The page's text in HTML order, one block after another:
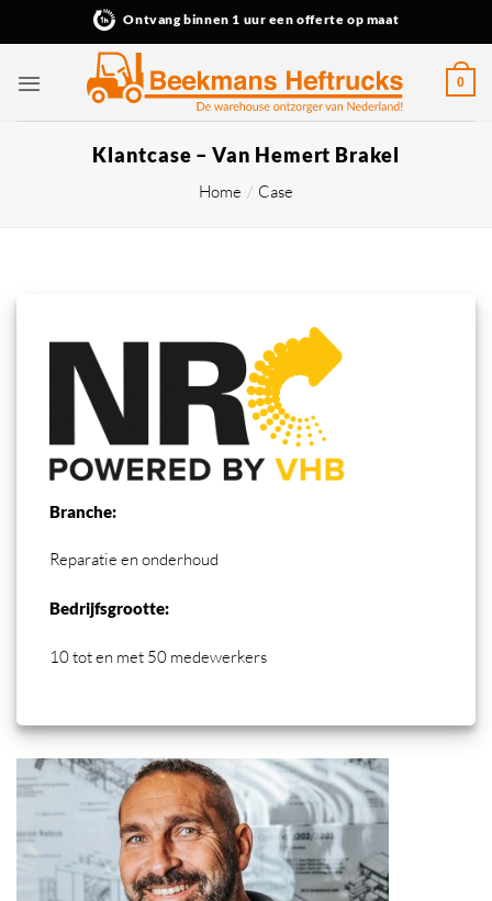
Ontvang binnen 1 uur een offerte op maat
0
Klantcase – Van Hemert Brakel
Home / Case
Branche:
Reparatie en onderhoud
Bedrijfsgrootte:
10 tot en met 50 medewerkers